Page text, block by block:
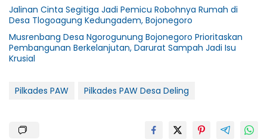
Jalinan Cinta Segitiga Jadi Pemicu Robohnya Rumah di
Desa Tlogoagung Kedungadem, Bojonegoro
Musrenbang Desa Ngorogunung Bojonegoro Prioritaskan
Pembangunan Berkelanjutan, Darurat Sampah Jadi Isu
Krusial
Pilkades PAW Pilkades PAW Desa Deling